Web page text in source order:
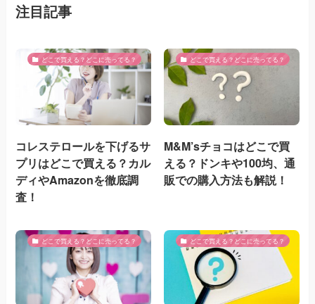
注目記事
どこで買える？どこに売ってる？
コレステロールを下げるサ
プリはどこで買える？カル
ディやAmazonを徹底調
査！
どこで買える？どこに売ってる？
M&M’sチョコはどこで買
える？ドンキや100均、通
販での購入方法も解説！
どこで買える？どこに売ってる？ どこで買える？どこに売ってる？